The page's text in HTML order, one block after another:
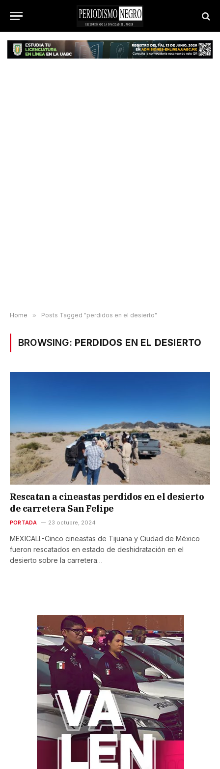
Home » Posts Tagged "perdidos en el desierto"
BROWSING: PERDIDOS EN EL DESIERTO
Rescatan a cineastas perdidos en el desierto
de carretera San Felipe
PORTADA 23 octubre, 2024
MEXICALI.-Cinco cineastas de Tijuana y Ciudad de México
fueron rescatados en estado de deshidratación en el
desierto sobre la carretera…